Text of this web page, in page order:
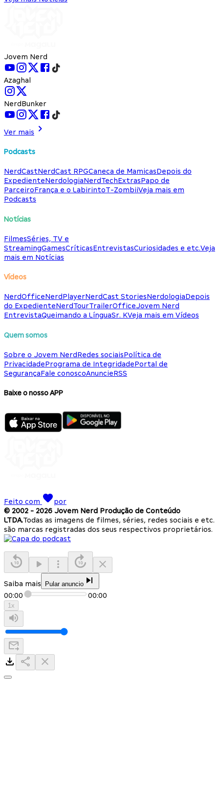
Jovem Nerd
Azaghal
NerdBunker
Ver mais
Podcasts
NerdCastNerdCast RPGCaneca de MamicasDepois do
ExpedienteNerdologiaNerdTechExtrasPapo de
ParceiroFrança e o LabirintoT-ZombiiVeja mais em
Podcasts
Notícias
FilmesSéries, TV e
StreamingGamesCríticasEntrevistasCuriosidades e etc.Veja
mais em Notícias
Vídeos
NerdOfficeNerdPlayerNerdCast StoriesNerdologiaDepois
do ExpedienteNerdTourTrailerOfficeJovem Nerd
EntrevistaQueimando a LínguaSr. KVeja mais em Vídeos
Quem somos
Sobre o Jovem NerdRedes sociaisPolítica de
PrivacidadePrograma de IntegridadePortal de
SegurançaFale conoscoAnuncieRSS
Baixe o nosso APP
Feito com
por
© 2002 - 2026 Jovem Nerd Produção de Conteúdo
LTDA.Todas as imagens de filmes, séries, redes sociais e etc.
são marcas registradas dos seus respectivos proprietários.
Saiba mais Pular anuncio
00:00 00:00
1x